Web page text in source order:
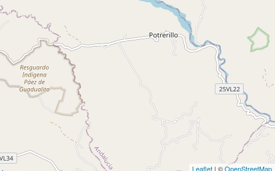
Leaflet | ©OpenStreetMap